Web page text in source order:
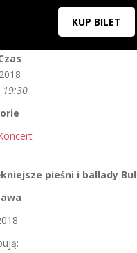
KUP BILET
19:30
pieśni i ballady